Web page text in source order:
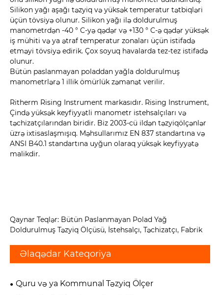
Silikon yağı aşağı təzyiq və yüksək temperatur tətbiqləri
üçün tövsiyə olunur. Silikon yağı ilə doldurulmuş
manometrdən -40 ° C-yə qədər və +130 ° C-ə qədər yüksək
iş mühiti və ya ətraf temperatur zonaları üçün istifadə
etməyi tövsiyə edirik. Çox soyuq havalarda tez-tez istifadə
olunur.
Bütün paslanmayan poladdan yağla doldurulmuş
manometrlərə 1 illik ömürlük zəmanət verilir.
Ritherm Rising Instrument markasıdır. Rising Instrument,
Çində yüksək keyfiyyətli manometr istehsalçıları və
təchizatçılarından biridir. Biz 2003-cü ildən təzyiqölçənlər
üzrə ixtisaslaşmışıq. Məhsullarımız EN 837 standartına və
ANSI B40.1 standartına uyğun olaraq yüksək keyfiyyətə
malikdir.
Qaynar Teqlər: Bütün Paslanmayan Polad Yağ
Doldurulmuş Təzyiq Ölçüsü, İstehsalçı, Təchizatçı, Fabrik
Əlaqədar Kateqoriya
Quru və ya Kommunal Təzyiq Ölçer